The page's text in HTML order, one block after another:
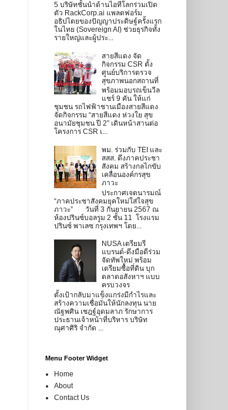
5 บริษัทชั้นนำด้านไอทีโลกร่วมเปิด
ตัว RackCorp.ai แพลตฟอร์ม
อธิปไตยของปัญญาประดิษฐ์ครั้งแรก
ในไทย (Sovereign AI) ช่วยธุรกิจทั้ง
รายใหญ่และผู้ประ...
สายสีแดง จัด
กิจกรรม CSR ตั้ง
ศูนย์บริการตรวจ
สุขภาพนอกสถานที่
พร้อมมอบรถเข็นวีล
แชร์ 9 คัน ให้แก่
ชุมชน รถไฟฟ้าชานเมืองสายสีแดง
จัดกิจกรรม “สายสีแดง ห่วงใย สุข
อนามัยชุมชน ปี 2” เดินหน้าสานต่อ
โครงการ CSR เ...
พม. ร่วมกับ TEI และ
สสส. ดึงภาคประชา
สังคม สร้างกลไกขับ
เคลื่อนองค์กรสุข
ภาวะ
ประกาศเจตนารมณ์
“ภาคประชาสังคมยุคใหม่ใส่ใจสุข
ภาวะ” วันที่ 3 กันยายน 2567 ณ
ห้องปรินซ์บอลรูม 2 ชั้น 11 โรงแรม
ปรินซ์ พาเลซ กรุงเทพฯ โดย...
NUSA เตรียมรี
แบรนด์-ดึงมือดีร่วม
จัดทัพใหม่ พร้อม
เตรียมซื้อที่ดิน บุก
ตลาดอสังหาฯ แบบ
ครบวงจร
ตั้งเป้ากลับมาแข็งแกร่งมีกำไรและ
สร้างความเชื่อมั่นให้นักลงทุน นาย
ณัฐพศิน เชฎฐ์อุดมลาภ รักษาการ
ประธานเจ้าหน้าที่บริหาร บริษัท
ณุศาศิริ จำกัด ...
Menu Footer Widget
Home
About
Contact Us